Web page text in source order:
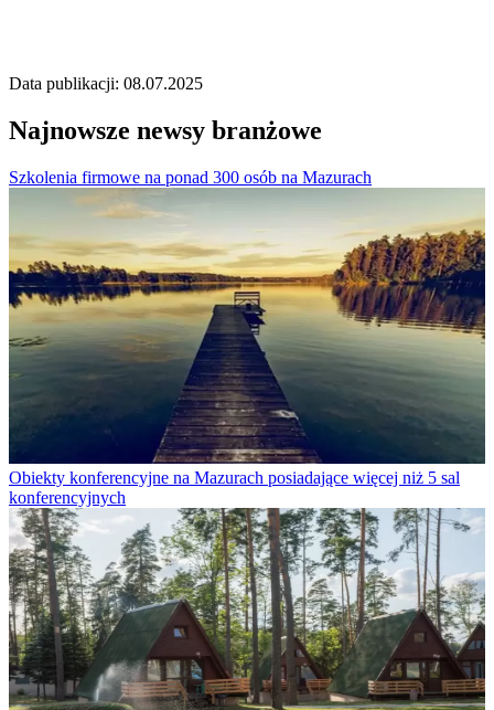
Data publikacji: 08.07.2025
Najnowsze newsy branżowe
Szkolenia firmowe na ponad 300 osób na Mazurach
Obiekty konferencyjne na Mazurach posiadające więcej niż 5 sal
konferencyjnych